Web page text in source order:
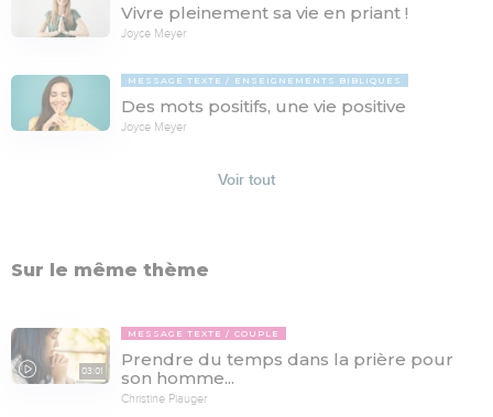
Vivre pleinement sa vie en priant !
Joyce Meyer
MESSAGE TEXTE ENSEIGNEMENTS BIBLIQUES
Des mots positifs, une vie positive
Joyce Meyer
Voir tout
Sur le même thème
03:01
MESSAGE TEXTE COUPLE
Prendre du temps dans la prière pour
son homme...
Christine Piauger